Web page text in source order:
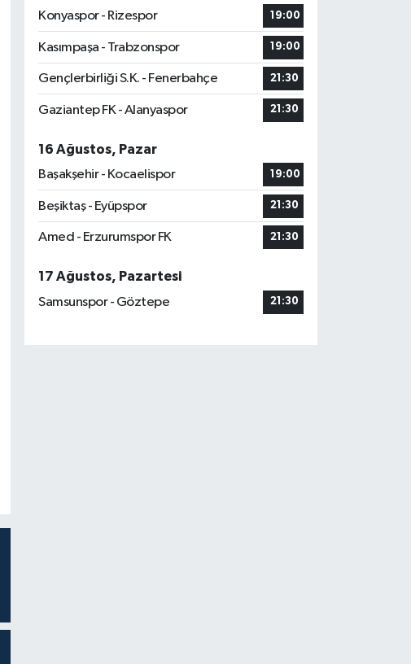
Konyaspor - Rizespor
19:00
Kasımpaşa - Trabzonspor 19:00
Gençlerbirliği S.K. - Fenerbahçe 21:30
Gaziantep FK - Alanyaspor 21:30
16 Ağustos, Pazar
Başakşehir - Kocaelispor
19:00
Beşiktaş - Eyüpspor 21:30
Amed - Erzurumspor FK 21:30
17 Ağustos, Pazartesi
Samsunspor - Göztepe
21:30